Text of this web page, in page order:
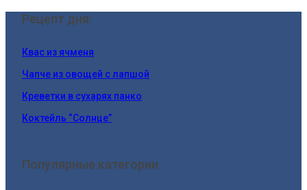
Рецепт дня:
Квас из ячменя
Чапче из овощей с лапшой
Креветки в сухарях панко
Коктейль “Солнце”
Популярные категории